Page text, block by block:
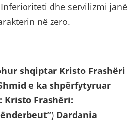
dhe servilizmi janë
në zero.
shqiptar Kristo Frashëri
e ka shpërfytyruar
Kristo Frashëri:
Dardania